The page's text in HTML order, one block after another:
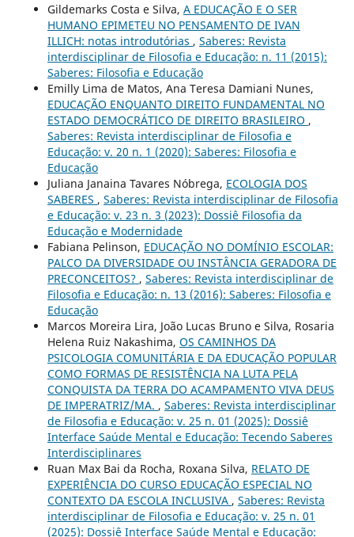
Gildemarks Costa e Silva, A EDUCAÇÃO E O SER
HUMANO EPIMETEU NO PENSAMENTO DE IVAN
ILLICH: notas introdutórias , Saberes: Revista
interdisciplinar de Filosofia e Educação: n. 11 (2015):
Saberes: Filosofia e Educação
Emilly Lima de Matos, Ana Teresa Damiani Nunes,
EDUCAÇÃO ENQUANTO DIREITO FUNDAMENTAL NO
ESTADO DEMOCRÁTICO DE DIREITO BRASILEIRO ,
Saberes: Revista interdisciplinar de Filosofia e
Educação: v. 20 n. 1 (2020): Saberes: Filosofia e
Educação
Juliana Janaina Tavares Nóbrega, ECOLOGIA DOS
SABERES , Saberes: Revista interdisciplinar de Filosofia
e Educação: v. 23 n. 3 (2023): Dossiê Filosofia da
Educação e Modernidade
Fabiana Pelinson, EDUCAÇÃO NO DOMÍNIO ESCOLAR:
PALCO DA DIVERSIDADE OU INSTÂNCIA GERADORA DE
PRECONCEITOS? , Saberes: Revista interdisciplinar de
Filosofia e Educação: n. 13 (2016): Saberes: Filosofia e
Educação
Marcos Moreira Lira, João Lucas Bruno e Silva, Rosaria
Helena Ruiz Nakashima, OS CAMINHOS DA
PSICOLOGIA COMUNITÁRIA E DA EDUCAÇÃO POPULAR
COMO FORMAS DE RESISTÊNCIA NA LUTA PELA
CONQUISTA DA TERRA DO ACAMPAMENTO VIVA DEUS
DE IMPERATRIZ/MA. , Saberes: Revista interdisciplinar
de Filosofia e Educação: v. 25 n. 01 (2025): Dossiê
Interface Saúde Mental e Educação: Tecendo Saberes
Interdisciplinares
Ruan Max Bai da Rocha, Roxana Silva, RELATO DE
EXPERIÊNCIA DO CURSO EDUCAÇÃO ESPECIAL NO
CONTEXTO DA ESCOLA INCLUSIVA , Saberes: Revista
interdisciplinar de Filosofia e Educação: v. 25 n. 01
(2025): Dossiê Interface Saúde Mental e Educação: